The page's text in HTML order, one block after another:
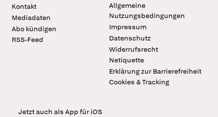
Kontakt
Mediadaten
Abo kündigen
RSS-Feed
Allgemeine
Nutzungsbedingungen
Impressum
Datenschutz
Widerrufsrecht
Netiquette
Erklärung zur Barrierefreiheit
Cookies & Tracking
Jetzt auch als App für iOS